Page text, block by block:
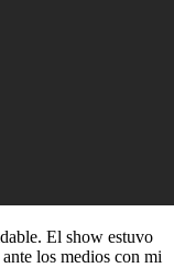
El show estuvo
los medios con mi